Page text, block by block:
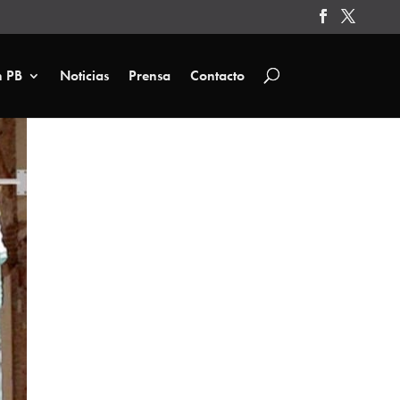
PB Noticias Prensa Contacto